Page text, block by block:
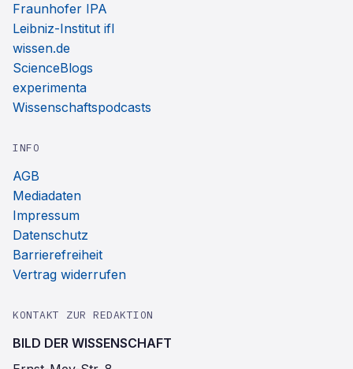
Fraunhofer IPA
Leibniz-Institut ifl
wissen.de
ScienceBlogs
experimenta
Wissenschaftspodcasts
INFO
AGB
Mediadaten
Impressum
Datenschutz
Barrierefreiheit
Vertrag widerrufen
KONTAKT ZUR REDAKTION
BILD DER WISSENSCHAFT